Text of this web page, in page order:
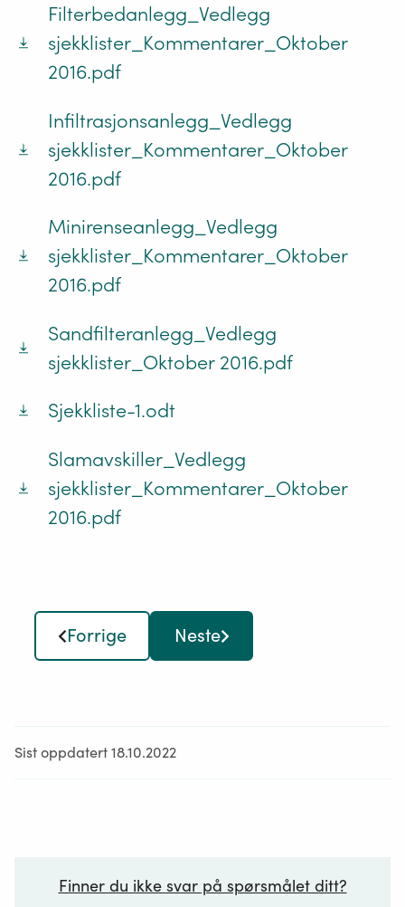
Filterbedanlegg_Vedlegg
sjekklister_Kommentarer_Oktober
2016.pdf
Infiltrasjonsanlegg_Vedlegg
sjekklister_Kommentarer_Oktober
2016.pdf
Minirenseanlegg_Vedlegg
sjekklister_Kommentarer_Oktober
2016.pdf
Sandfilteranlegg_Vedlegg
sjekklister_Oktober 2016.pdf
Sjekkliste-1.odt
Slamavskiller_Vedlegg
sjekklister_Kommentarer_Oktober
2016.pdf
Forrige Neste
Sist oppdatert 18.10.2022
Finner du ikke svar på spørsmålet ditt?